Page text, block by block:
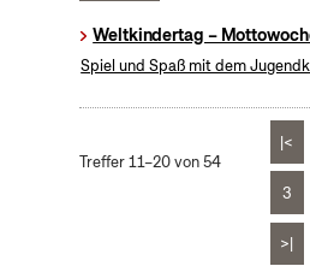
Weltkindertag –
Spiel und Spaß mit dem
Treffer 11–20 von 54
|<
3
>|